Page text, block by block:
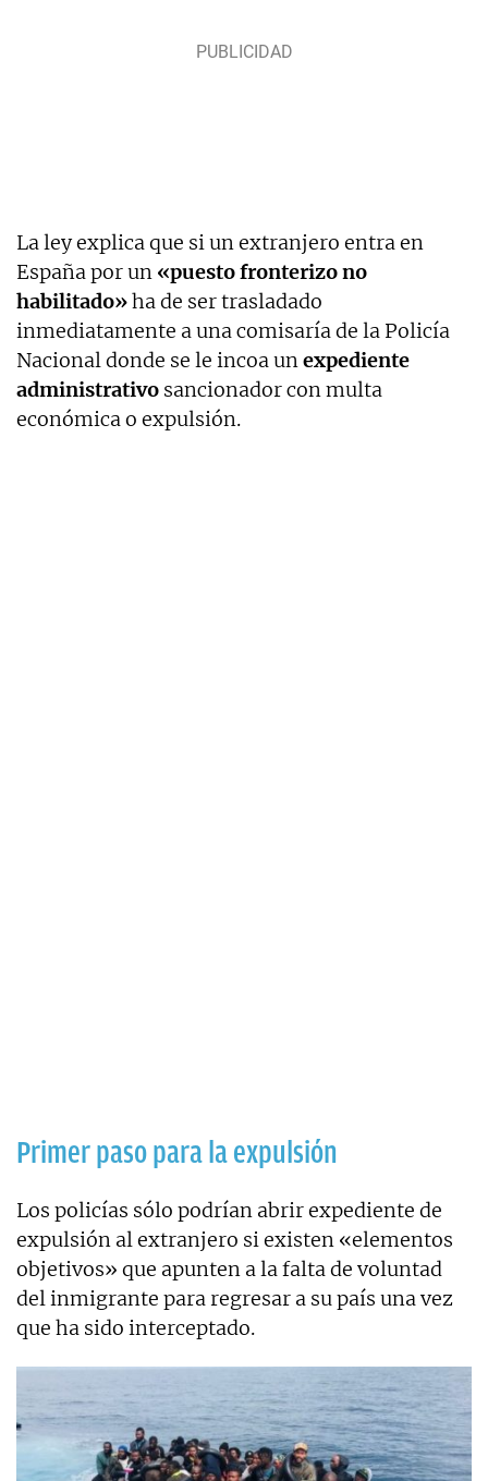
La ley explica que si un extranjero entra en
España por un «puesto fronterizo no
habilitado»ha de ser trasladado
inmediatamente a una comisaría de la Policía
Nacional donde se le incoa unexpediente
administrativo sancionador con multa
económica o expulsión.
Primer paso para la expulsión
Los policías sólo podrían abrir expediente de
expulsión al extranjero si existen «elementos
objetivos» que apunten a la falta de voluntad
del inmigrante para regresar a su país una vez
que ha sido interceptado.